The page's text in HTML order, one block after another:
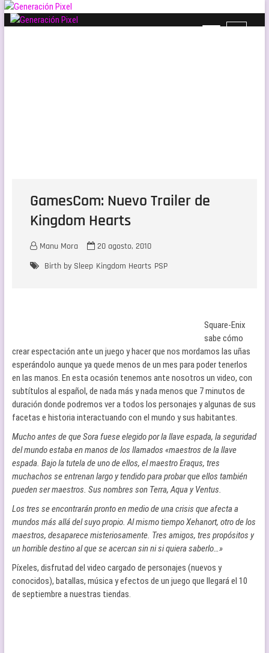
Saltar
B
GamesCom: Nuevo Trailer de
Kingdom Hearts
Manu Mora
20 agosto, 2010
Birth by Sleep Kingdom Hearts PSP
Square-Enix
sabe cómo
crear espectación ante un juego y hacer que nos mordamos las uñas
esperándolo aunque ya quede menos de un mes para poder tenerlos
en las manos. En esta ocasión tenemos ante nosotros un video, con
subtítulos al español, de nada más y nada menos que 7 minutos de
duración donde podremos ver a todos los personajes y algunas de sus
facetas e historia interactuando con el mundo y sus habitantes.
Mucho antes de que Sora fuese elegido por la llave espada, la seguridad
del mundo estaba en manos de los llamados «maestros de la llave
espada. Bajo la tutela de uno de ellos, el maestro Eraqus, tres
muchachos se entrenan largo y tendido para probar que ellos también
pueden ser maestros. Sus nombres son Terra, Aqua y Ventus.
Los tres se encontrarán pronto en medio de una crisis que afecta a
mundos más allá del suyo propio. Al mismo tiempo Xehanort, otro de los
maestros, desaparece misteriosamente. Tres amigos, tres propósitos y
un horrible destino al que se acercan sin ni si quiera saberlo…»
Píxeles, disfrutad del video cargado de personajes (nuevos y
conocidos), batallas, música y efectos de un juego que llegará el 10
de septiembre a nuestras tiendas.